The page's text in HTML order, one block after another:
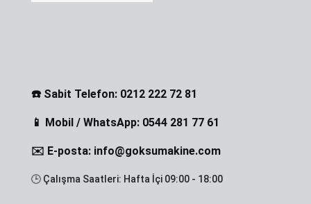
☎️ Sabit Telefon: 0212 222 72 81
📱 Mobil / WhatsApp: 0544 281 77 61
✉️ E-posta: info@goksumakine.com
🕒 Çalışma Saatleri: Hafta İçi 09:00 - 18:00